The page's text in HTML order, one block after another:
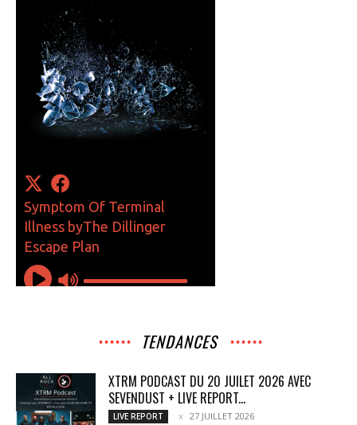
TENDANCES
XTRM PODCAST DU 20 JUILET 2026 AVEC
SEVENDUST + LIVE REPORT...
LIVE REPORT 27 JUILLET 2026